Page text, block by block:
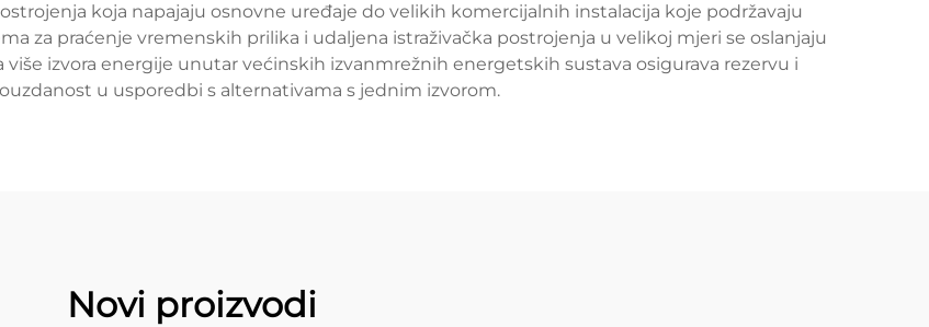
koja napajaju osnovne uređaje do velikih komercijalnih instalacija koje podržavaju
za praćenje vremenskih prilika i udaljena istraživačka postrojenja u velikoj mjeri se oslanjaju
izvora energije unutar većinskih izvanmrežnih energetskih sustava osigurava rezervu i
u usporedbi s alternativama s jednim izvorom.
Novi proizvodi